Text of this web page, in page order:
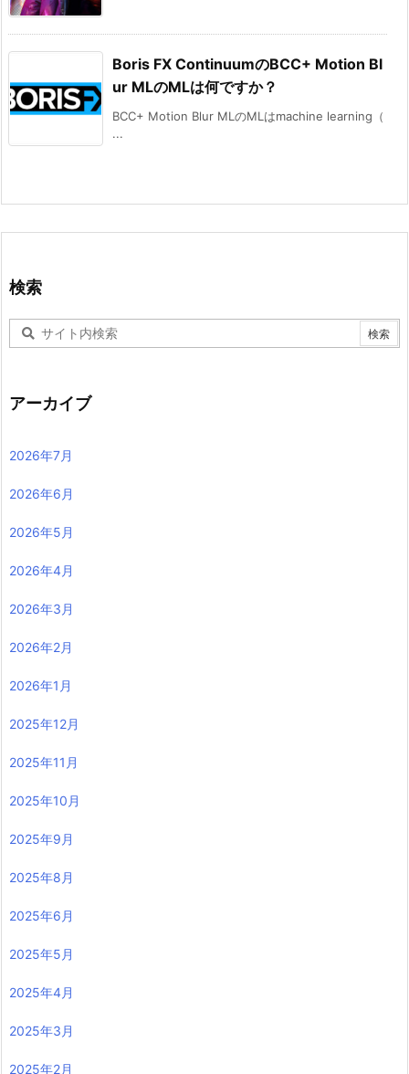
Boris FX ContinuumのBCC+ Motion Bl
ur MLのMLは何ですか？
BCC+ Motion Blur MLのMLはmachine learning（
...
検索
アーカイブ
2026年7月
2026年6月
2026年5月
2026年4月
2026年3月
2026年2月
2026年1月
2025年12月
2025年11月
2025年10月
2025年9月
2025年8月
2025年6月
2025年5月
2025年4月
2025年3月
2025年2月